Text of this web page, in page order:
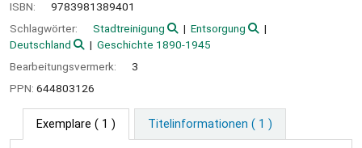
ISBN:
9783981389401
Schlagwörter:
Stadtreinigung
Entsorgung
Deutschland
Geschichte 1890-1945
Bearbeitungsvermerk:
3
PPN: 644803126
Exemplare ( 1 ) Titelinformationen ( 1 )